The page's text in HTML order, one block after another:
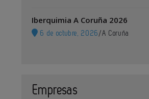
Iberquimia A Coruña 2026
6 de octubre, 2026 /A Coruña
Empresas